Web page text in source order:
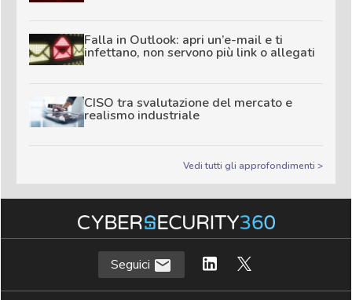
Falla in Outlook: apri un’e-mail e ti
infettano, non servono più link o allegati
CISO tra svalutazione del mercato e
realismo industriale
Vedi tutti gli approfondimenti >
Seguici